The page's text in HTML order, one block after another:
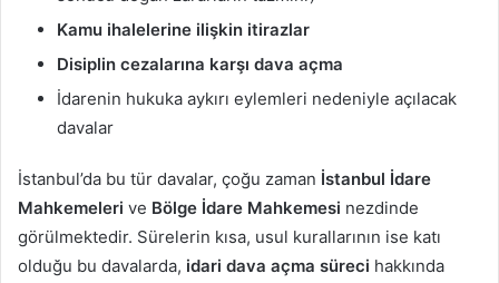
Kamu ihalelerine ilişkin itirazlar
Disiplin cezalarına karşı dava açma
İdarenin hukuka aykırı eylemleri nedeniyle açılacak
davalar
İstanbul’da bu tür davalar, çoğu zaman İstanbul İdare
Mahkemeleri ve Bölge İdare Mahkemesi nezdinde
görülmektedir. Sürelerin kısa, usul kurallarının ise katı
olduğu bu davalarda, idari dava açma süreci hakkında